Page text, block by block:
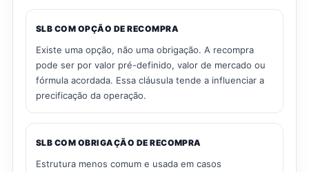
SLB COM OPÇÃO DE RECOMPRA
Existe uma opção, não uma obrigação. A recompra
pode ser por valor pré-definido, valor de mercado ou
fórmula acordada. Essa cláusula tende a influenciar a
precificação da operação.
SLB COM OBRIGAÇÃO DE RECOMPRA
Estrutura menos comum e usada em casos